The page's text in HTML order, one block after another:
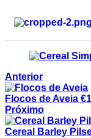
Anterior
Flocos de Aveia €
Próximo
Cereal Barley